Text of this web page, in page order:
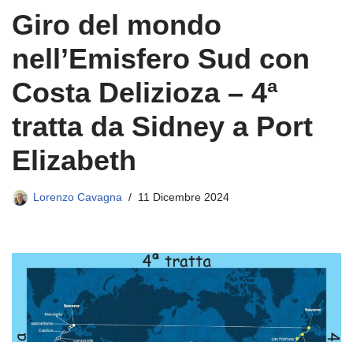
Giro del mondo
nell’Emisfero Sud con
Costa Delizioza – 4ª
tratta da Sidney a Port
Elizabeth
Lorenzo Cavagna 11 Dicembre 2024